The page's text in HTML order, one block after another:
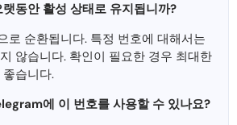
동안 활성 상태로 유지됩니까?
로 순환됩니다. 특정 번호에 대해서는
않습니다. 확인이 필요한 경우 최대한
습니다.
에 이 번호를 사용할 수 있나요?